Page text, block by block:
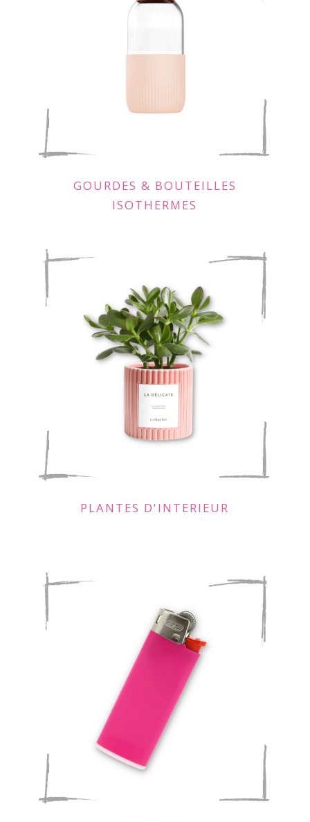
GOURDES & BOUTEILLES
ISOTHERMES
PLANTES D'INTERIEUR